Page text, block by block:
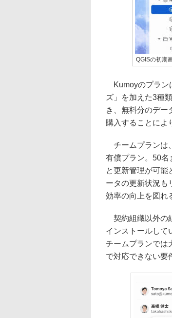
QGISの初期
Kumoyのプラン
ズ」を加えた3種
き、無料分のデー
購入することによ
チームプランは
有償プラン。50名
と更新管理が可能
ータの更新状況も
効率の向上を図れ
契約組織以外の
インストールして
チームプランでは
で対応できない要